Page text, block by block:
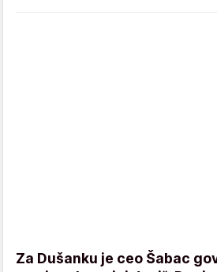
Za Dušanku je ceo Šabac